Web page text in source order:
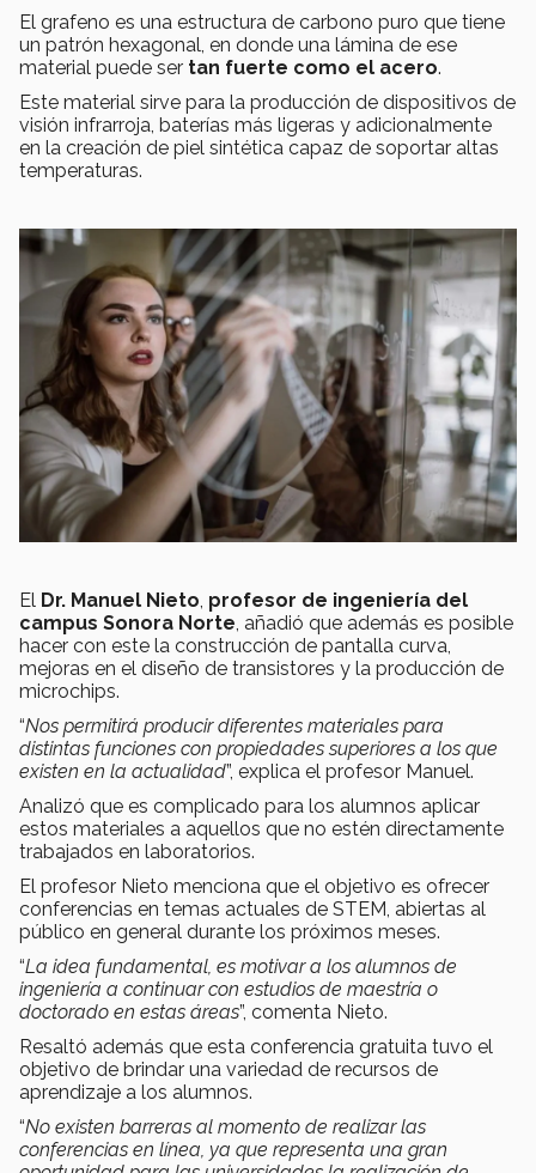
El grafeno es una estructura de carbono puro que tiene
un patrón hexagonal, en donde una lámina de ese
material puede ser tan fuerte como el acero.
Este material sirve para la producción de dispositivos de
visión infrarroja, baterías más ligeras y adicionalmente
en la creación de piel sintética capaz de soportar altas
temperaturas.
El Dr. Manuel Nieto, profesor de ingeniería del
campus Sonora Norte, añadió que además es posible
hacer con este la construcción de pantalla curva,
mejoras en el diseño de transistores y la producción de
microchips.
“Nos permitirá producir diferentes materiales para
distintas funciones con propiedades superiores a los que
existen en la actualidad”, explica el profesor Manuel.
Analizó que es complicado para los alumnos aplicar
estos materiales a aquellos que no estén directamente
trabajados en laboratorios.
El profesor Nieto menciona que el objetivo es ofrecer
conferencias en temas actuales de STEM, abiertas al
público en general durante los próximos meses.
“La idea fundamental, es motivar a los alumnos de
ingeniería a continuar con estudios de maestría o
doctorado en estas áreas”, comenta Nieto.
Resaltó además que esta conferencia gratuita tuvo el
objetivo de brindar una variedad de recursos de
aprendizaje a los alumnos.
“No existen barreras al momento de realizar las
conferencias en línea, ya que representa una gran